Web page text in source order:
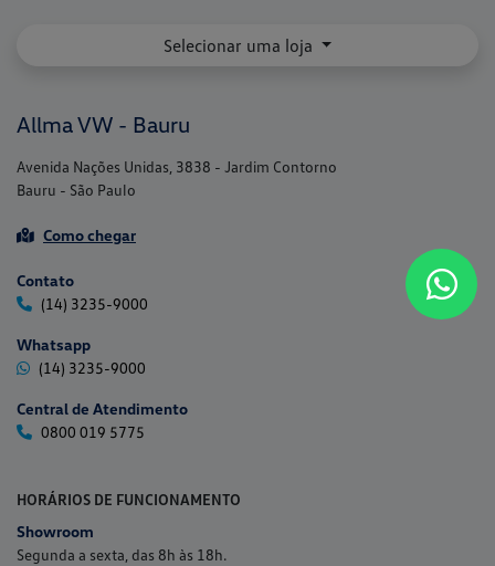
Selecionar uma loja
Allma VW - Bauru
Avenida Nações Unidas, 3838 - Jardim Contorno
Bauru - São Paulo
Como chegar
Contato
(14) 3235-9000
Whatsapp
(14) 3235-9000
Central de Atendimento
0800 019 5775
HORÁRIOS DE FUNCIONAMENTO
Showroom
Segunda a sexta, das 8h às 18h.